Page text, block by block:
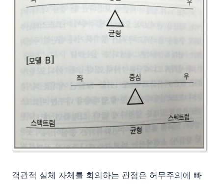
객관적 실체 자체를 회의하는 관점은 허무주의에 빠